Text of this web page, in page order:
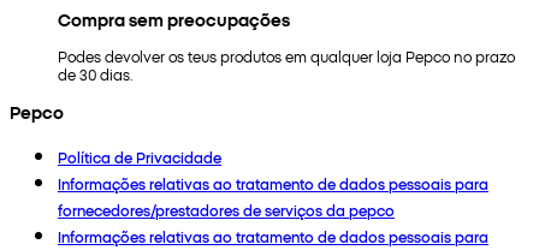
Compra sem preocupações
Podes devolver os teus produtos em qualquer loja Pepco no prazo
de 30 dias.
Pepco
Política de Privacidade
Informações relativas ao tratamento de dados pessoais para
fornecedores/prestadores de serviços da pepco
Informações relativas ao tratamento de dados pessoais para